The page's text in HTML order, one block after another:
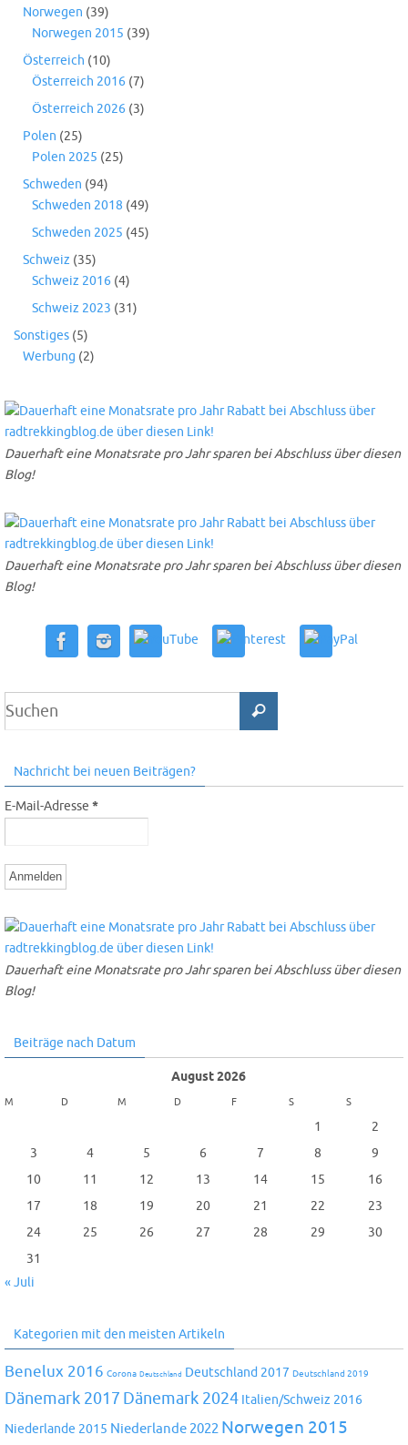
Norwegen (39)
Norwegen 2015 (39)
Österreich (10)
Österreich 2016 (7)
Österreich 2026 (3)
Polen (25)
Polen 2025 (25)
Schweden (94)
Schweden 2018 (49)
Schweden 2025 (45)
Schweiz (35)
Schweiz 2016 (4)
Schweiz 2023 (31)
Sonstiges (5)
Werbung (2)
Dauerhaft eine Monatsrate pro Jahr sparen bei Abschluss über diesen
Blog!
Dauerhaft eine Monatsrate pro Jahr sparen bei Abschluss über diesen
Blog!
Nachricht bei neuen Beiträgen?
E-Mail-Adresse *
Dauerhaft eine Monatsrate pro Jahr sparen bei Abschluss über diesen
Blog!
Beiträge nach Datum
August 2026
M D M D F S S
1
2
3
4 5 6 7 8
9
10
11 12 13 14 15
16
17
18 19 20 21 22
23
24
25 26 27 28 29
30
31
« Juli
Kategorien mit den meisten Artikeln
Benelux 2016 Corona Deutschland Deutschland 2017 Deutschland 2019
Dänemark 2017 Dänemark 2024 Italien/Schweiz 2016
Niederlande 2015 Niederlande 2022 Norwegen 2015